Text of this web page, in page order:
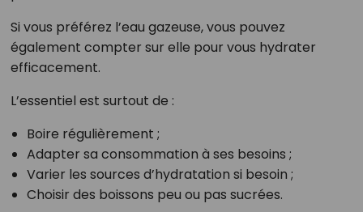
Si vous préférez l’eau gazeuse, vous pouvez
également compter sur elle pour vous hydrater
efficacement.
L’essentiel est surtout de :
Boire régulièrement ;
Adapter sa consommation à ses besoins ;
Varier les sources d’hydratation si besoin ;
Choisir des boissons peu ou pas sucrées.